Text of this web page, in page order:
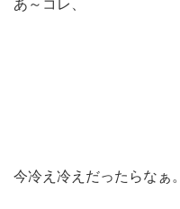
あ～コレ、
今冷え冷えだったらなぁ。